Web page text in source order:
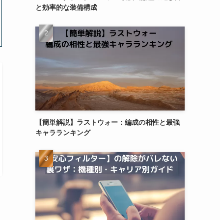
と効率的な装備構成
【簡単解説】ラストウォー：編成の相性と最強
キャラランキング